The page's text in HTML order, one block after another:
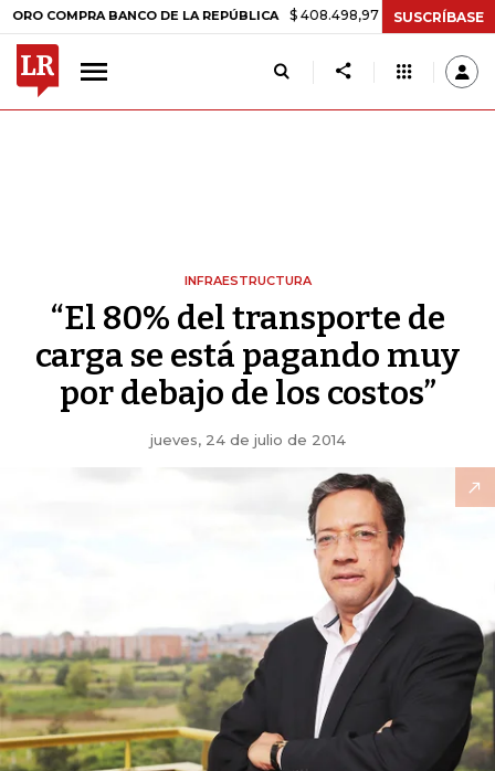
COMPRA BANCO DE LA REPÚBLICA $ 408.498,97 +$ 8.753,81 +2,19%
SUSCRÍBASE
INFRAESTRUCTURA
“El 80% del transporte de
carga se está pagando muy
por debajo de los costos”
jueves, 24 de julio de 2014